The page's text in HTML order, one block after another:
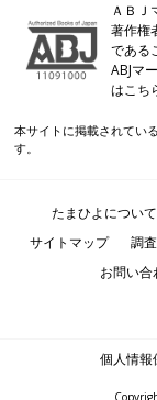
ＡＢＪ
著作権
である
ABJマ
はこ
本サイトに掲載されてい
す。
たまひよについて
サイトマップ
調
お問い合
個人情報